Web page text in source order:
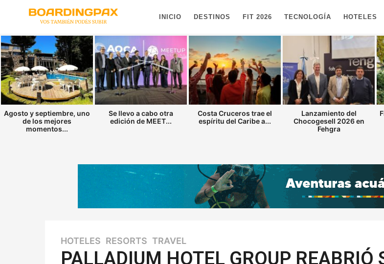
INICIO DESTINOS FIT 2026 TECNOLOGÍA HOTELES
Agosto y septiembre, uno
de los mejores
momentos...
Se llevo a cabo otra
edición de MEET...
Costa Cruceros trae el
espíritu del Caribe a...
Lanzamiento del
Chocogesell 2026 en
Fehgra
6
a
HOTELES ,RESORTS ,TRAVEL
PALLADIUM HOTEL GROUP REABRIÓ